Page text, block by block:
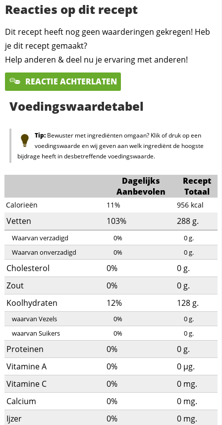
Reacties op dit recept
Dit recept heeft nog geen waarderingen gekregen! Heb
je dit recept gemaakt?
Help anderen & deel nu je ervaring met anderen!
REACTIE ACHTERLATEN
Voedingswaardetabel
Tip:Bewuster met ingrediënten omgaan? Klik of druk op een
voedingswaarde en wij geven aan welk ingrediënt de hoogste
bijdrage heeft in desbetreffende voedingswaarde.
Dagelijks
Aanbevolen
Recept
Totaal
Calorieën 11% 956 kcal
Vetten 103% 288 g.
Waarvan verzadigd 0% 0g.
Waarvan onverzadigd
0% 0g.
Cholesterol 0% 0 g.
Zout
0% 0 g.
Koolhydraten
12% 128 g.
waarvan Vezels 0% 0g.
waarvan Suikers
0% 0g.
Proteinen 0% 0 g.
Vitamine A
0% 0 µg.
Vitamine C
0% 0 mg.
Calcium
0% 0 mg.
Ijzer
0% 0 mg.